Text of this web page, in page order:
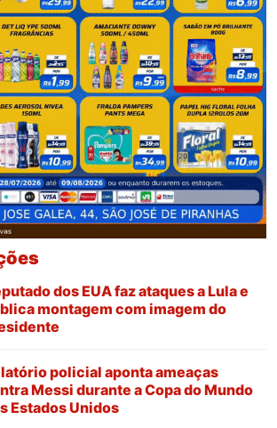
dos EUA faz ataques a Lula e
montagem com imagem do
policial aponta ameaças
Messi durante a Copa do Mundo
Estados Unidos